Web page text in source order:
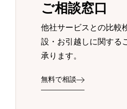
ご相談窓口
他社サービスとの比較
設・お引越しに関する
承ります。
無料で相談